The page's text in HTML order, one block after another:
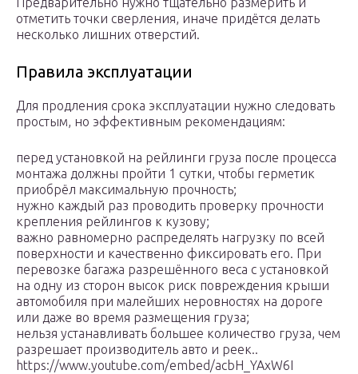
отметить точки сверления, иначе придётся делать
несколько лишних отверстий.
Правила эксплуатации
Для продления срока эксплуатации нужно следовать
простым, но эффективным рекомендациям:
перед установкой на рейлинги груза после процесса
монтажа должны пройти 1 сутки, чтобы герметик
приобрёл максимальную прочность;
нужно каждый раз проводить проверку прочности
крепления рейлингов к кузову;
важно равномерно распределять нагрузку по всей
поверхности и качественно фиксировать его. При
перевозке багажа разрешённого веса с установкой
на одну из сторон высок риск повреждения крыши
автомобиля при малейших неровностях на дороге
или даже во время размещения груза;
нельзя устанавливать большее количество груза, чем
разрешает производитель авто и реек..
https://www.youtube.com/embed/acbH_YAxW6I